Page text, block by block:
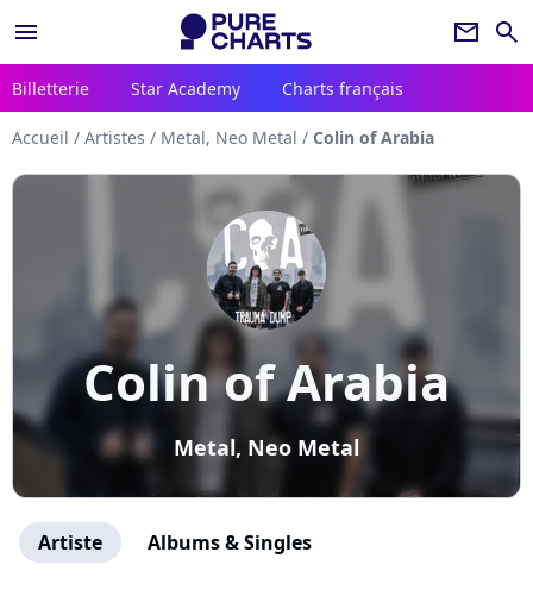
menu newsletter search
Billetterie Star Academy Charts français
Accueil / Artistes / Metal, Neo Metal / Colin of Arabia
Colin of Arabia
Metal, Neo Metal
Artiste Albums & Singles